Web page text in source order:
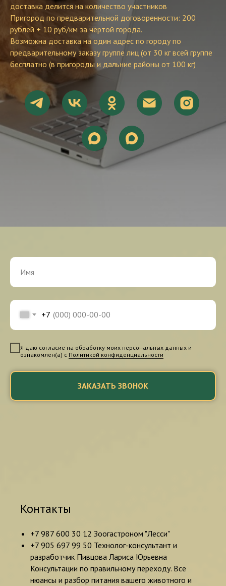
доставка делится на количество участников
Пригород по предварительной договоренности: 200
рублей + 10 руб/км за чертой города.
Возможна доставка на один адрес по городу по
предварительному заказу группе лиц (от 30 кг всей группе
бесплатно (в пригороды и дальние районы от 100 кг)
+7
Я даю согласие на обработку моих персональных данных и
ознакомлен(а) с Политикой конфиденциальности
ЗАКАЗАТЬ ЗВОНОК
Контакты
+7 987 600 30 12 Зоогастроном "Лесси"
+7 905 697 99 50 Технолог-консультант и
разработчик Пивцова Лариса Юрьевна
Консультации по правильному переходу. Все
нюансы и разбор питания вашего животного и